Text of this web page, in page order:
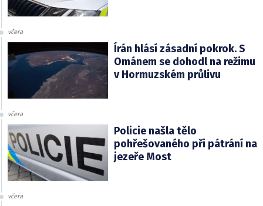
včera
Írán hlásí zásadní pokrok. S
Ománem se dohodl na režimu
v Hormuzském průlivu
včera
Policie našla tělo
pohřešovaného při pátrání na
jezeře Most
včera